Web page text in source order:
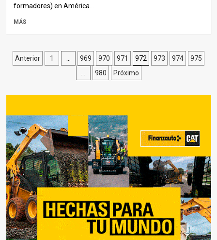
formadores) en América...
MÁS
Paginación
entradas
Anterior 1 … 969 970 971 972 973 974
975
…
980 Próximo